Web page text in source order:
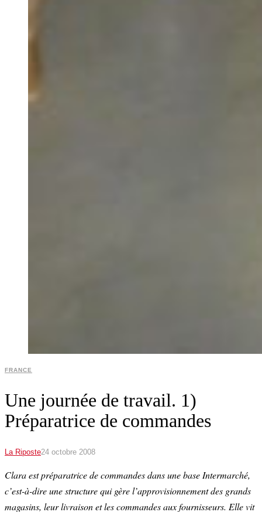
FRANCE
Une journée de travail. 1)
Préparatrice de commandes
La Riposte24 octobre 2008
Clara est préparatrice de commandes dans une base Intermarché,
c’est-à-dire une structure qui gère l’approvisionnement des grands
magasins, leur livraison et les commandes aux fournisseurs. Elle vit